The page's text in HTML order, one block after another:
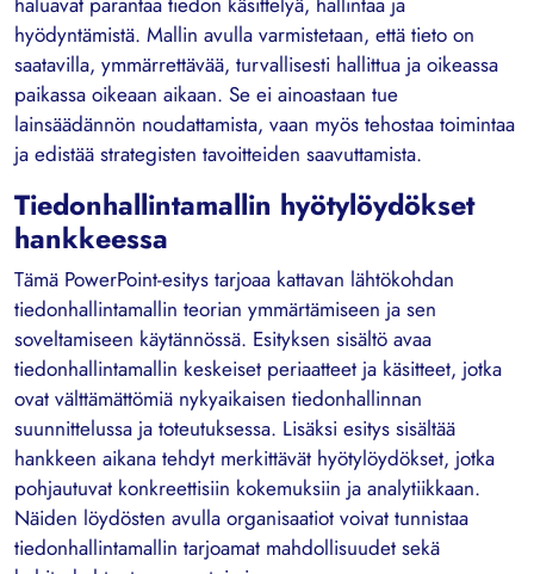
hyödyntämistä. Mallin avulla varmistetaan, että tieto on
saatavilla, ymmärrettävää, turvallisesti hallittua ja oikeassa
paikassa oikeaan aikaan. Se ei ainoastaan tue
lainsäädännön noudattamista, vaan myös tehostaa toimintaa
ja edistää strategisten tavoitteiden saavuttamista.
Tiedonhallintamallin hyötylöydökset
hankkeessa
Tämä PowerPoint-esitys tarjoaa kattavan lähtökohdan
tiedonhallintamallin teorian ymmärtämiseen ja sen
soveltamiseen käytännössä. Esityksen sisältö avaa
tiedonhallintamallin keskeiset periaatteet ja käsitteet, jotka
ovat välttämättömiä nykyaikaisen tiedonhallinnan
suunnittelussa ja toteutuksessa. Lisäksi esitys sisältää
hankkeen aikana tehdyt merkittävät hyötylöydökset, jotka
pohjautuvat konkreettisiin kokemuksiin ja analytiikkaan.
Näiden löydösten avulla organisaatiot voivat tunnistaa
tiedonhallintamallin tarjoamat mahdollisuudet sekä